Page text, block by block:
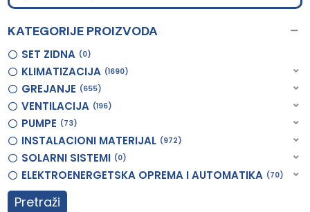
KATEGORIJE PROIZVODA
SET ZIDNA 0
KLIMATIZACIJA 1690
GREJANJE 655
VENTILACIJA 196
PUMPE 73
INSTALACIONI MATERIJAL 972
SOLARNI SISTEMI 0
ELEKTROENERGETSKA OPREMA I AUTOMATIKA 70
Pretraži